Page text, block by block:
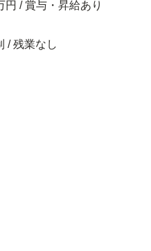
/ 賞与・昇給あり
/ 残業なし